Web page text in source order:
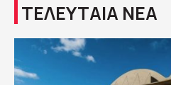
ΤΕΛΕΥΤΑΙΑ ΝΕΑ